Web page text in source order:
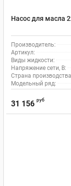
Насос для масла
Производитель:
Артикул:
Виды жидкости:
Напряжение сети, В:
Страна
Модельный ряд:
31 156 руб